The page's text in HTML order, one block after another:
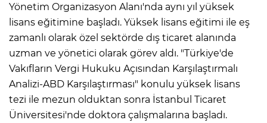
Yönetim Organizasyon Alanı'nda aynı yıl yüksek
lisans eğitimine başladı. Yüksek lisans eğitimi ile eş
zamanlı olarak özel sektörde dış ticaret alanında
uzman ve yönetici olarak görev aldı. "Türkiye'de
Vakıfların Vergi Hukuku Açısından Karşılaştırmalı
Analizi-ABD Karşılaştırması" konulu yüksek lisans
tezi ile mezun olduktan sonra İstanbul Ticaret
Üniversitesi'nde doktora çalışmalarına başladı.